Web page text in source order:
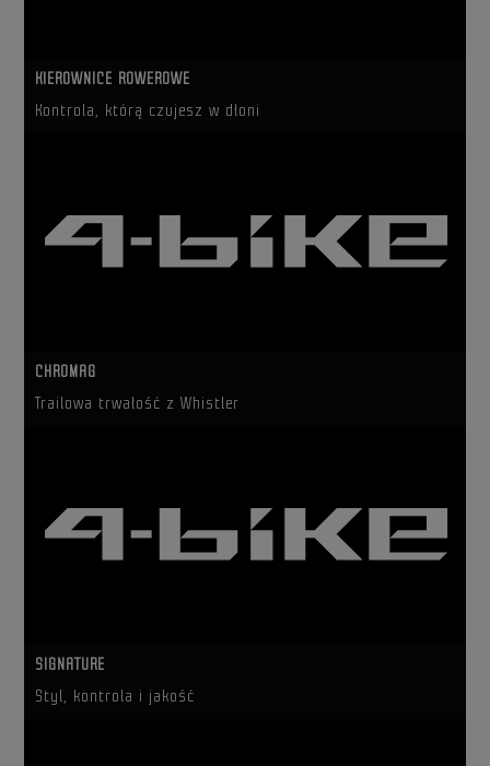
KIEROWNICE ROWEROWE
Kontrola, którą czujesz w dłoni
CHROMAG
Trailowa trwałość z Whistler
SIGNATURE
Styl, kontrola i jakość